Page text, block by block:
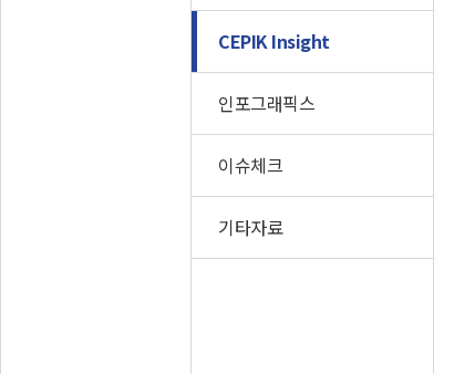
이슈체크
기타자료
CEPIK Insight
인포그래픽스
이슈체크
기타자료